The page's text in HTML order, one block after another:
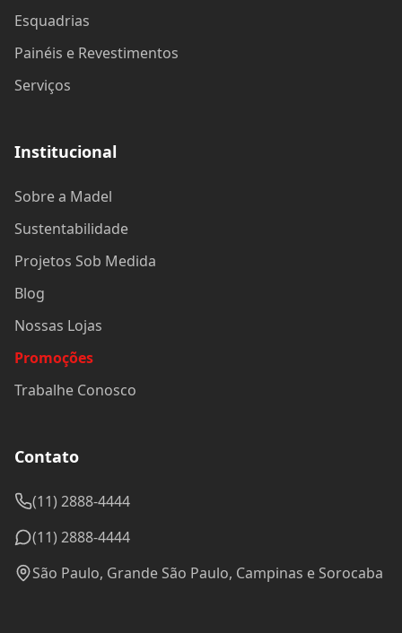
Esquadrias
Painéis e Revestimentos
Serviços
Institucional
Sobre a Madel
Sustentabilidade
Projetos Sob Medida
Blog
Nossas Lojas
Promoções
Trabalhe Conosco
Contato
(11) 2888-4444
(11) 2888-4444
São Paulo, Grande São Paulo, Campinas e Sorocaba